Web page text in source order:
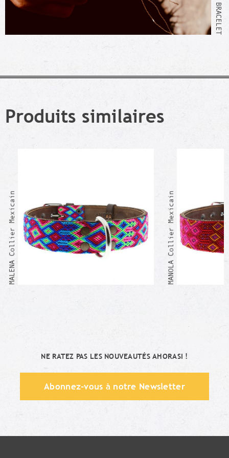
Produits similaires
MALENA Collier Mexicain MANOLA Collier Mexicain
NE RATEZ PAS LES NOUVEAUTÉS AHORASI !
Abonnez-vous à notre Newsletter